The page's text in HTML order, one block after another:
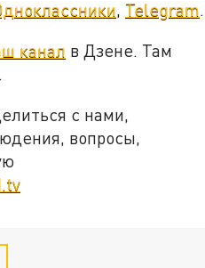
, Telegram.
канал в Дзене. Там
с нами,
вопросы,